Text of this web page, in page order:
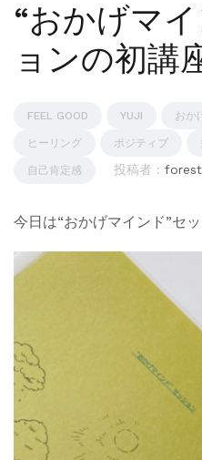
“おかげマ
ョンの初講
FEEL GOOD YUJI おか
ヒーリング ポジティブ
自己肯定感 投稿者 : forest
今日は“おかげマインド”セ